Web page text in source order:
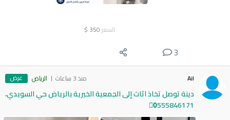
السعر 350
$
3
Ail منذ 3 ساعات الرياض عرض
دينة توصل تخاذ اثاث إلى الجمعية الخيرية بالرياض حي السويدي،
0َ555846171